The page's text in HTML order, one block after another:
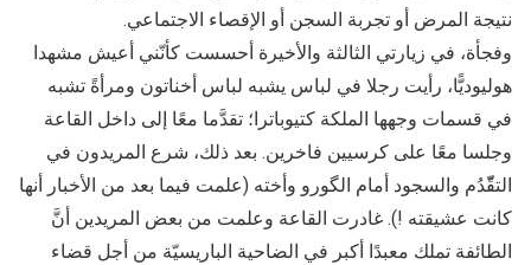
نتيجة المرض أو تجربة السجن أو الإقصاء الاجتماعي.
وفجأة، في زيارتي الثالثة والأخيرة أحسست كأنّني أعيش مشهدا
هوليوديًّا، رأيت رجلا في لباس يشبه لباس أخناتون ومرأةً تشبه
في قسمات وجهها الملكة كتيوباترا؛ تقدَّما معًا إلى داخل القاعة
وجلسا معًا على كرسيين فاخرين. بعد ذلك، شرع المريدون في
التقّّدُم والسجود أمام الگورو وأخته (علمت فيما بعد من الأخبار أنها
كانت عشيقته !). غادرت القاعة وعلمت من بعض المريدين أنَّ
الطائفة تملك معبدًا أكبر في الضاحية الباريسيّة من أجل قضاء